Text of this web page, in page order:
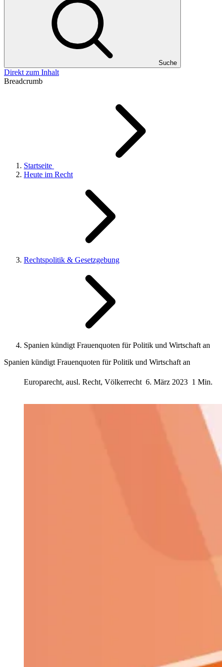
Suche
Direkt zum Inhalt
Breadcrumb
Startseite
Heute im Recht
Rechtspolitik & Gesetzgebung
Spanien kündigt Frauenquoten für Politik und Wirtschaft an
Spanien kündigt Frauenquoten für Politik und Wirtschaft an
Europarecht, ausl. Recht, Völkerrecht 6. März 2023 1 Min.